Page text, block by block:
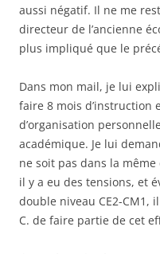
aussi négatif. Il ne me
directeur de l’ancienne
plus impliqué que le
Dans mon mail, je lui
faire 8 mois d’instruction
d’organisation
académique. Je lui
ne soit pas dans la même
il y a eu des tensions, et
double niveau CE2-CM1,
C. de faire partie de cet